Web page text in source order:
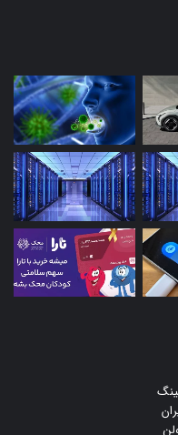
مشکل باقی‌مانده‌ی
برای بهینه‌سازی
دیگری نیاز دارد که به
پردازنده‌های گیمینگ سری AMD 9000X3D